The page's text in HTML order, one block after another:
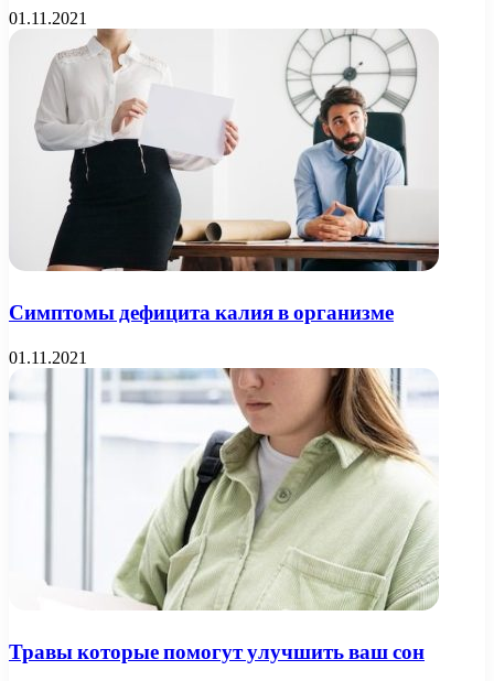
01.11.2021
Симптомы дефицита калия в организме
01.11.2021
Травы которые помогут улучшить ваш сон